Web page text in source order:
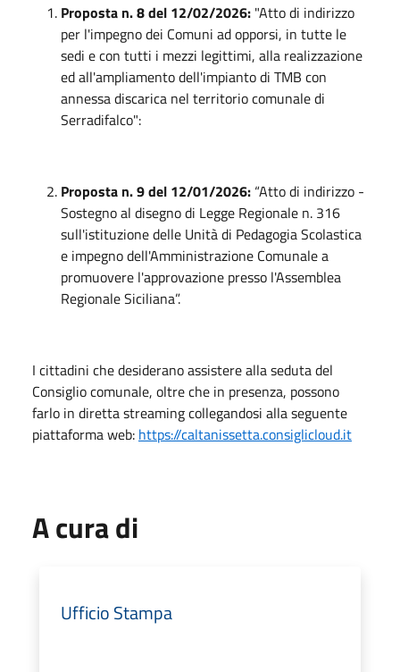
Proposta n. 8 del 12/02/2026: "Atto di indirizzo
per l'impegno dei Comuni ad opporsi, in tutte le
sedi e con tutti i mezzi legittimi, alla realizzazione
ed all'ampliamento dell'impianto di TMB con
annessa discarica nel territorio comunale di
Serradifalco":
Proposta n. 9 del 12/01/2026: “Atto di indirizzo -
Sostegno al disegno di Legge Regionale n. 316
sull'istituzione delle Unità di Pedagogia Scolastica
e impegno dell'Amministrazione Comunale a
promuovere l'approvazione presso l'Assemblea
Regionale Siciliana”.
I cittadini che desiderano assistere alla seduta del
Consiglio comunale, oltre che in presenza, possono
farlo in diretta streaming collegandosi alla seguente
piattaforma web: https://caltanissetta.consiglicloud.it
A cura di
Ufficio Stampa